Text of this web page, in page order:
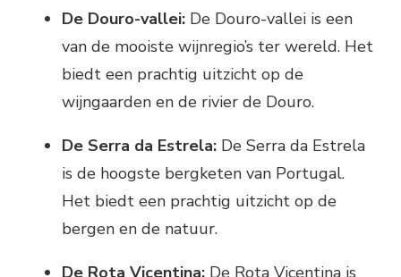
De Douro-vallei: De Douro-vallei is een
van de mooiste wijnregio’s ter wereld. Het
biedt een prachtig uitzicht op de
wijngaarden en de rivier de Douro.
De Serra da Estrela: De Serra da Estrela
is de hoogste bergketen van Portugal.
Het biedt een prachtig uitzicht op de
bergen en de natuur.
De Rota Vicentina: De Rota Vicentina is